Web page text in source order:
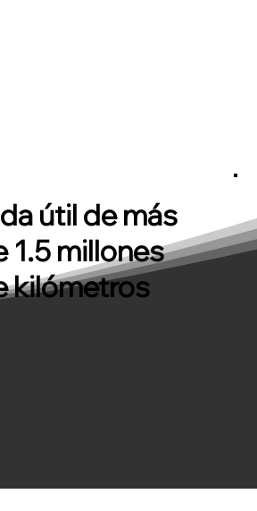
útil de más
1.5 millones
kilómetros